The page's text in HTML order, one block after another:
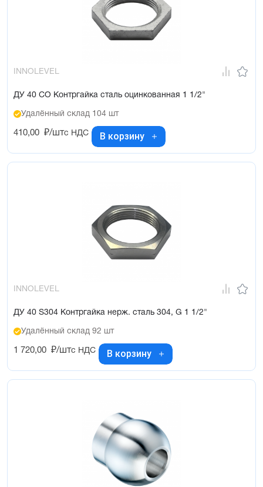
INNOLEVEL
ДУ 40 СО Контргайка сталь оцинкованная 1 1/2"
Удалённый склад 104 шт
410,00 ₽/штс НДС В корзину
INNOLEVEL
ДУ 40 S304 Контргайка нерж. сталь 304, G 1 1/2"
Удалённый склад 92 шт
1 720,00 ₽/штс НДС В корзину